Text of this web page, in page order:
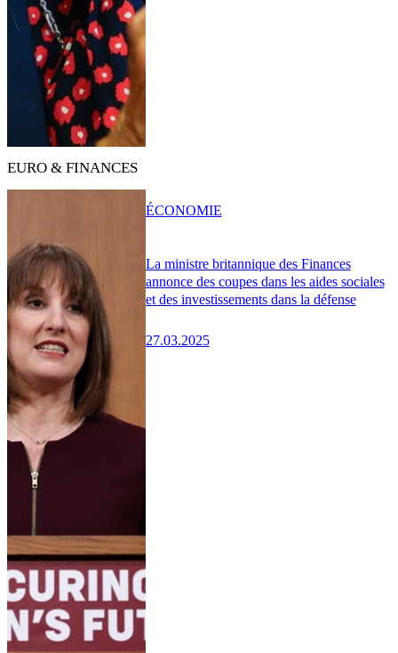
EURO & FINANCES
La ministre britannique des Finances
annonce des coupes dans les aides sociales
et des investissements dans la défense
27.03.2025
ÉCONOMIE